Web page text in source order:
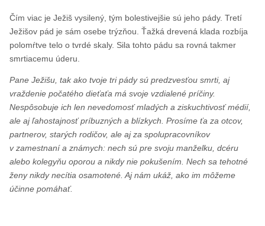
Čím viac je Ježiš vysilený, tým bolestivejšie sú jeho pády. Tretí
Ježišov pád je sám osebe trýzňou. Ťažká drevená klada rozbíja
polomŕtve telo o tvrdé skaly. Sila tohto pádu sa rovná takmer
smrtiacemu úderu.
Pane Ježišu, tak ako tvoje tri pády sú predzvesťou smrti, aj
vraždenie počatého dieťaťa má svoje vzdialené príčiny.
Nespôsobuje ich len nevedomosť mladých a ziskuchtivosť médií,
ale aj ľahostajnosť príbuzných a blízkych. Prosíme ťa za otcov,
partnerov, starých rodičov, ale aj za spolupracovníkov
v zamestnaní a známych: nech sú pre svoju manželku, dcéru
alebo kolegyňu oporou a nikdy nie pokušením. Nech sa tehotné
ženy nikdy necítia osamotené. Aj nám ukáž, ako im môžeme
účinne pomáhať.